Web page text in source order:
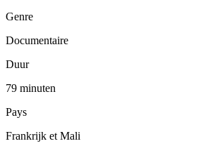
Genre
Documentaire
Duur
79 minuten
Pays
Frankrijk et Mali